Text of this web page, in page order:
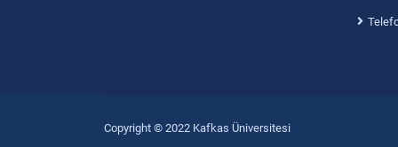
Copyright © 2022 Kafkas Üniversitesi